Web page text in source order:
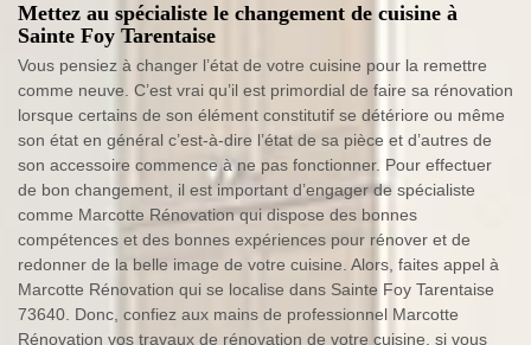
Mettez au spécialiste le changement de cuisine à
Sainte Foy Tarentaise
Vous pensiez à changer l’état de votre cuisine pour la remettre
comme neuve. C’est vrai qu’il est primordial de faire sa rénovation
lorsque certains de son élément constitutif se détériore ou même
son état en général c’est-à-dire l’état de sa pièce et d’autres de
son accessoire commence à ne pas fonctionner. Pour effectuer
de bon changement, il est important d’engager de spécialiste
comme Marcotte Rénovation qui dispose des bonnes
compétences et des bonnes expériences pour rénover et de
redonner de la belle image de votre cuisine. Alors, faites appel à
Marcotte Rénovation qui se localise dans Sainte Foy Tarentaise
73640. Donc, confiez aux mains de professionnel Marcotte
Rénovation vos travaux de rénovation de votre cuisine, si vous